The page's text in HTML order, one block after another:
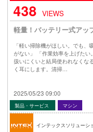
438 VIEWS
軽量！バッテリー式アッ
「軽い掃除機がほしい。でも、
がない」 「作業効率を上げたい
扱いにくいと結局使われなくな
く耳にします。清掃…
2025/05/23 09:00
製品・サービス マシン
インテックスソリューシ